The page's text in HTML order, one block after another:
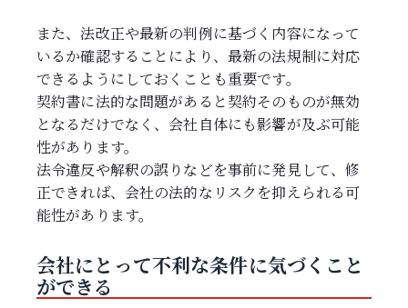
また、法改正や最新の判例に基づく内容になって
いるか確認することにより、最新の法規制に対応
できるようにしておくことも重要です。
契約書に法的な問題があると契約そのものが無効
となるだけでなく、会社自体にも影響が及ぶ可能
性があります。
法令違反や解釈の誤りなどを事前に発見して、修
正できれば、会社の法的なリスクを抑えられる可
能性があります。
会社にとって不利な条件に気づくこと
ができる